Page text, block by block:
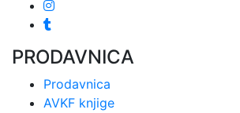
PRODAVNICA
Prodavnica
AVKF knjige